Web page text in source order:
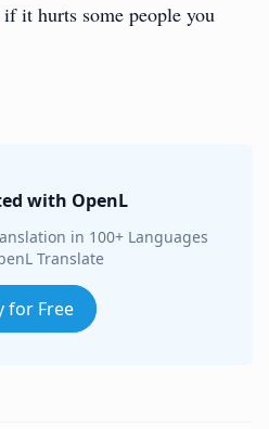
it hurts some people you
with OpenL
in 100+ Languages
Translate
for Free